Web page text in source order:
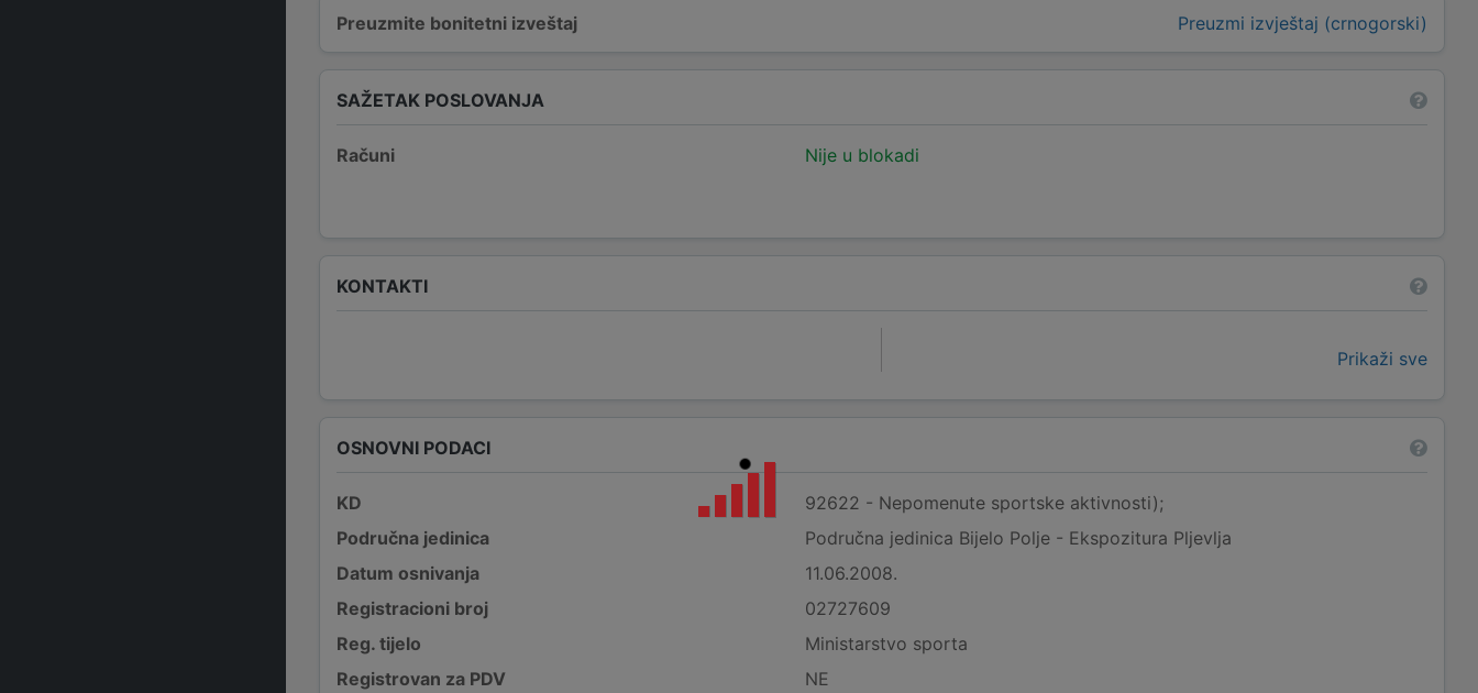
Preuzmite bonitetni izveštaj Preuzmi izvještaj (crnogorski)
SAŽETAK POSLOVANJA
Računi Nije u blokadi
KONTAKTI
Prikaži sve
OSNOVNI PODACI
KD
92622 - Nepomenute sportske aktivnosti);
Područna jedinica
Područna jedinica Bijelo Polje - Ekspozitura Pljevlja
Datum osnivanja
11.06.2008.
Registracioni broj
02727609
Reg. tijelo
Ministarstvo sporta
Registrovan za PDV
NE